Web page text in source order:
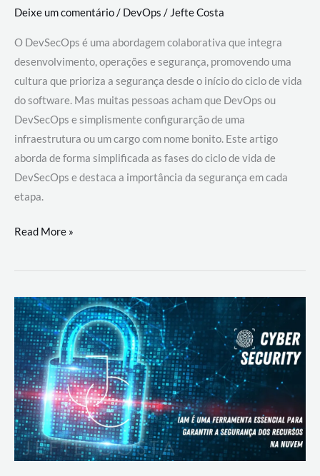
Deixe um comentário/ DevOps /Jefte Costa
O DevSecOps é uma abordagem colaborativa que integra
desenvolvimento, operações e segurança, promovendo uma
cultura que prioriza a segurança desde o início do ciclo de vida
do software. Mas muitas pessoas acham que DevOps ou
DevSecOps e simplismente configurarção de uma
infraestrutura ou um cargo com nome bonito. Este artigo
aborda de forma simplificada as fases do ciclo de vida de
DevSecOps e destaca a importância da segurança em cada
etapa.
DevSecOps
Prática:
Desenvolvimento,
Segurança
e
Operações
Read More »